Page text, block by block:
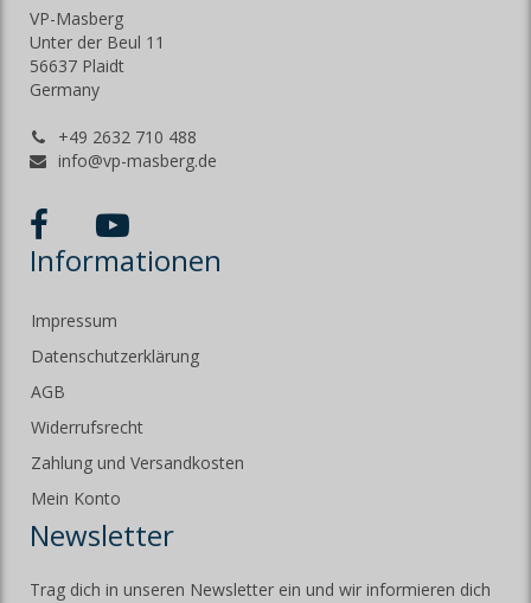
VP-Masberg
Unter der Beul 11
56637 Plaidt
Germany
+49 2632 710 488
info@vp-masberg.de
Informationen
Impressum
Datenschutzerklärung
AGB
Widerrufsrecht
Zahlung und Versandkosten
Mein Konto
Newsletter
Trag dich in unseren Newsletter ein und wir informieren dich